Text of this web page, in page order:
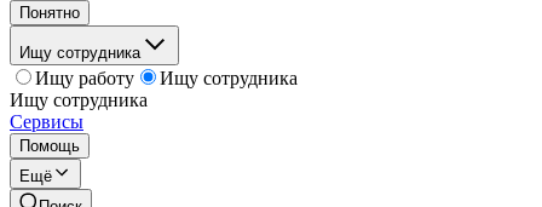
Понятно
Ищу сотрудника
Ищу работу
Ищу сотрудника
Ищу сотрудника
Сервисы
Помощь
Ещё